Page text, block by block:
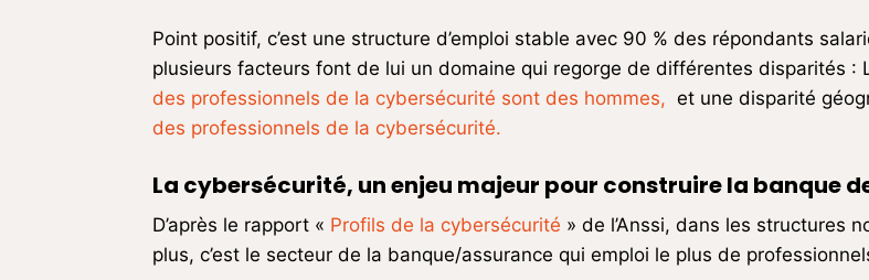
Point positif, c’est une structure d’emploi stable avec 90 % des répondants
plusieurs facteurs font de lui un domaine qui regorge de différentes disparités :
des professionnels de la cybersécurité sont des hommes, et une disparité
des professionnels de la cybersécurité.
La cybersécurité, un enjeu majeur pour construire la banque
D’après le rapport « Profils de la cybersécurité » de l’Anssi, dans les structures
plus, c’est le secteur de la banque/assurance qui emploi le plus de